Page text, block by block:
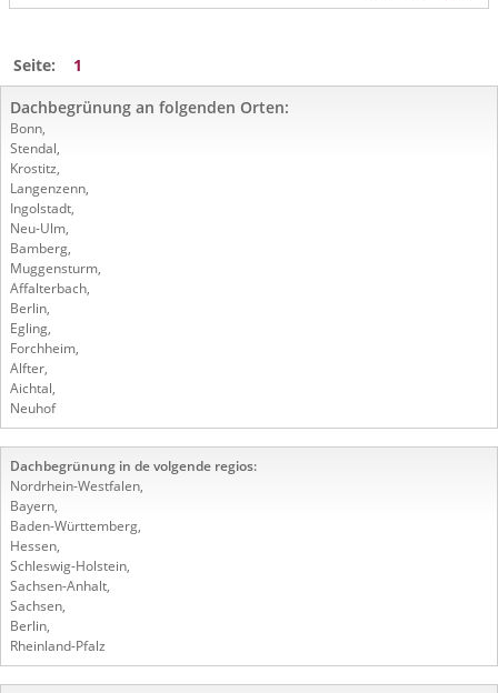
Seite:
1
Dachbegrünung an folgenden Orten:
Bonn,
Stendal,
Krostitz,
Langenzenn,
Ingolstadt,
Neu-Ulm,
Bamberg,
Muggensturm,
Affalterbach,
Berlin,
Egling,
Forchheim,
Alfter,
Aichtal,
Neuhof
Dachbegrünung in de volgende regios:
Nordrhein-Westfalen,
Bayern,
Baden-Württemberg,
Hessen,
Schleswig-Holstein,
Sachsen-Anhalt,
Sachsen,
Berlin,
Rheinland-Pfalz